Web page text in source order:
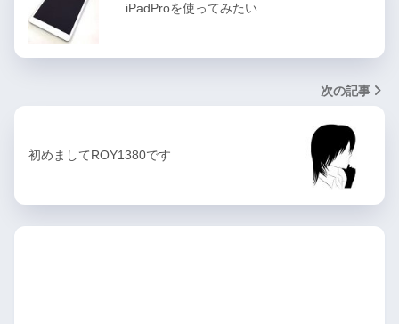
iPadProを使ってみたい
次の記事
初めましてROY1380です